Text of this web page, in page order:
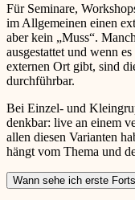
Für Seminare,
im Allgemeinen einen
aber kein „Muss“.
ausgestattet und wenn
externen Ort gibt, sind
durchführbar.
Bei Einzel- und
denkbar: live an einem
allen diesen Varianten
hängt vom Thema und
Wann sehe ich erste